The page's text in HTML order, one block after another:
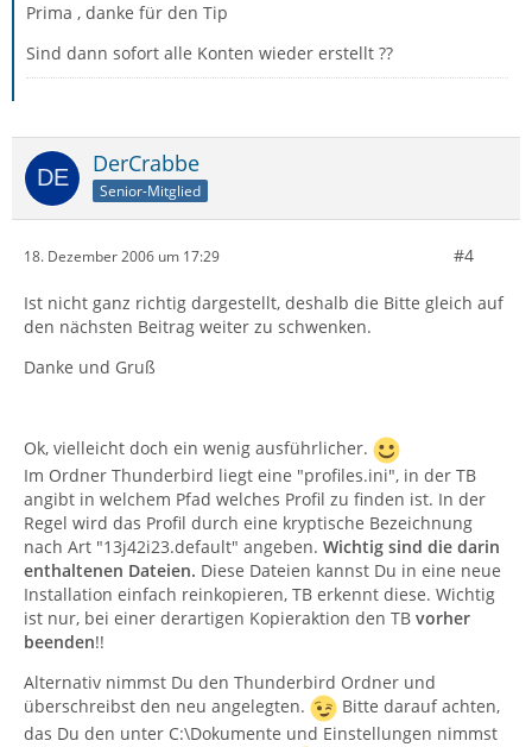
Prima , danke für den Tip
Sind dann sofort alle Konten wieder erstellt ??
DerCrabbe
Senior-Mitglied
18. Dezember 2006 um 17:29 #4
Ist nicht ganz richtig dargestellt, deshalb die Bitte gleich auf
den nächsten Beitrag weiter zu schwenken.
Danke und Gruß
Ok, vielleicht doch ein wenig ausführlicher.
Im Ordner Thunderbird liegt eine "profiles.ini", in der TB
angibt in welchem Pfad welches Profil zu finden ist. In der
Regel wird das Profil durch eine kryptische Bezeichnung
nach Art "13j42i23.default" angeben. Wichtig sind die darin
enthaltenen Dateien. Diese Dateien kannst Du in eine neue
Installation einfach reinkopieren, TB erkennt diese. Wichtig
ist nur, bei einer derartigen Kopieraktion den TB vorher
beenden!!
Alternativ nimmst Du den Thunderbird Ordner und
überschreibst den neu angelegten.
Bitte darauf achten,
das Du den unter C:\Dokumente und Einstellungen nimmst